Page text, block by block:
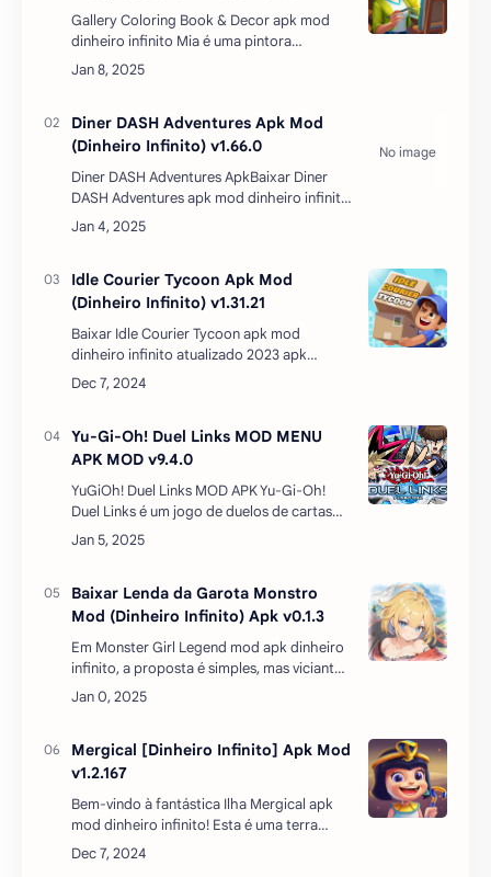
Gallery Coloring Book & Decor apk mod
dinheiro infinito Mia é uma pintora
apaixonada que trocou um trabalho chato
por aquilo que realmente ama: desenhar na
Diner DASH Adventures Apk Mod
(Dinheiro Infinito) v1.66.0
Diner DASH Adventures ApkBaixar Diner
DASH Adventures apk mod dinheiro infinito
atualizado – Uma ótima estratégia, que
também vale para o Diner Dash original, é
Idle Courier Tycoon Apk Mod
(Dinheiro Infinito) v1.31.21
Baixar Idle Courier Tycoon apk mod
dinheiro infinito atualizado 2023 apk
mediafire – leva você a um mundo
simulado, onde você experimenta a
Yu-Gi-Oh! Duel Links MOD MENU
APK MOD v9.4.0
YuGiOh! Duel Links MOD APK Yu-Gi-Oh!
Duel Links é um jogo de duelos de cartas
baseado na popular série de TV com o
mesmo nome, desenvolvido por Konagi,
Baixar Lenda da Garota Monstro
Mod (Dinheiro Infinito) Apk v0.1.3
Em Monster Girl Legend mod apk dinheiro
infinito, a proposta é simples, mas viciante:
você convoca um time de garotas monstro,
enfrenta criaturas mutantes e busca
Mergical [Dinheiro Infinito] Apk Mod
v1.2.167
Bem-vindo à fantástica Ilha Mergical apk
mod dinheiro infinito! Esta é uma terra
misteriosa, cheia de fantasias mágicas.
Aqui, você pode explorar o mundo perdido,